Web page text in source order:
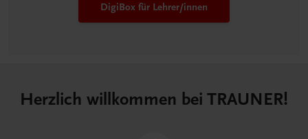
DigiBox für Lehrer/innen
Herzlich willkommen bei TRAUNER!